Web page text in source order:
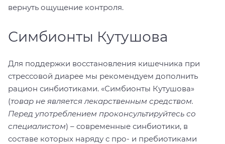
вернуть ощущение контроля.
Симбионты Кутушова
Для поддержки восстановления кишечника при
стрессовой диарее мы рекомендуем дополнить
рацион синбиотиками. «Симбионты Кутушова»
(товар не является лекарственным средством.
Перед употреблением проконсультируйтесь со
специалистом) – современные синбиотики, в
составе которых наряду с про- и пребиотиками